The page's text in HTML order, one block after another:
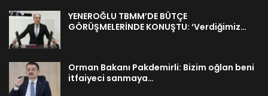
YENEROĞLU TBMM’DE BÜTÇE
GÖRÜŞMELERİNDE KONUŞTU: ‘Verdiğimiz…
Orman Bakanı Pakdemirli: Bizim oğlan beni
itfaiyeci sanmaya…